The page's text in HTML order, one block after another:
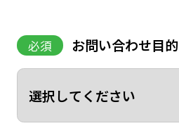
必須 お問い合わせ目的